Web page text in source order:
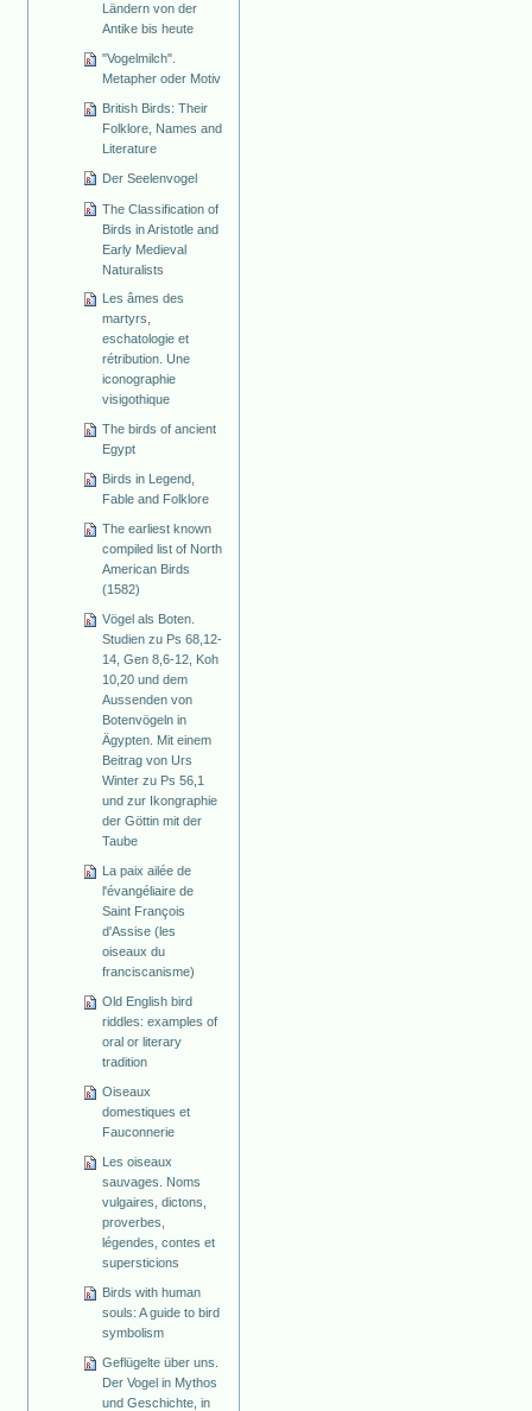
Ländern von der
Antike bis heute
"Vogelmilch".
Metapher oder Motiv
British Birds: Their
Folklore, Names and
Literature
Der Seelenvogel
The Classification of
Birds in Aristotle and
Early Medieval
Naturalists
Les âmes des
martyrs,
eschatologie et
rétribution. Une
iconographie
visigothique
The birds of ancient
Egypt
Birds in Legend,
Fable and Folklore
The earliest known
compiled list of North
American Birds
(1582)
Vögel als Boten.
Studien zu Ps 68,12-
14, Gen 8,6-12, Koh
10,20 und dem
Aussenden von
Botenvögeln in
Ägypten. Mit einem
Beitrag von Urs
Winter zu Ps 56,1
und zur Ikongraphie
der Göttin mit der
Taube
La paix ailée de
l'évangéliaire de
Saint François
d'Assise (les
oiseaux du
franciscanisme)
Old English bird
riddles: examples of
oral or literary
tradition
Oiseaux
domestiques et
Fauconnerie
Les oiseaux
sauvages. Noms
vulgaires, dictons,
proverbes,
légendes, contes et
supersticions
Birds with human
souls: A guide to bird
symbolism
Geflügelte über uns.
Der Vogel in Mythos
und Geschichte, in